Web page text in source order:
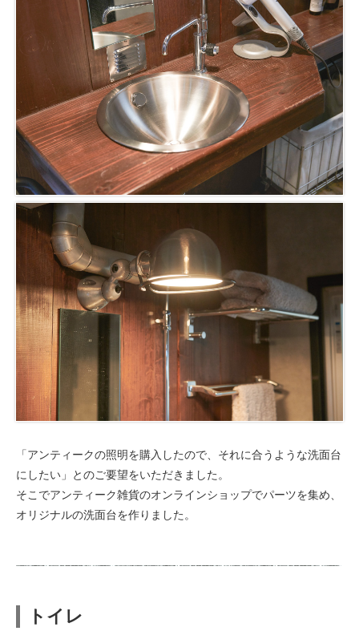
「アンティークの照明を購入したので、それに合うような洗面台
にしたい」とのご要望をいただきました。
そこでアンティーク雑貨のオンラインショップでパーツを集め、
オリジナルの洗面台を作りました。
トイレ